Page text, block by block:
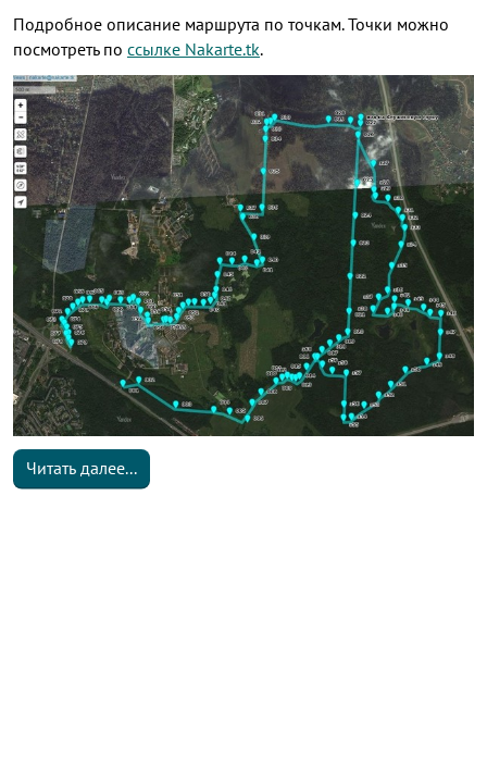
Подробное описание маршрута по точкам. Точки можно
посмотреть по ссылке Nakarte.tk.
Читать далее...